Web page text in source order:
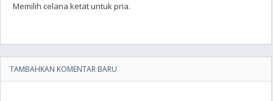
Memilih celana ketat untuk pria.
TAMBAHKAN KOMENTAR BARU